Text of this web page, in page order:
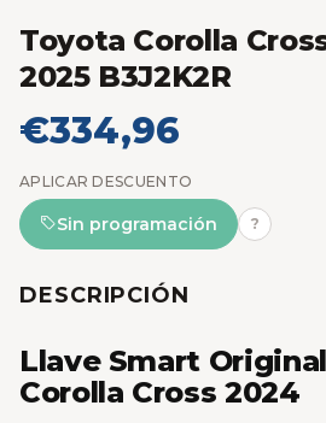
Toyota Corolla
2025 B3J2K2R
€334,96
APLICAR DESCUENTO
Sin programación ?
DESCRIPCIÓN
Llave Smart
Corolla Cross 2024